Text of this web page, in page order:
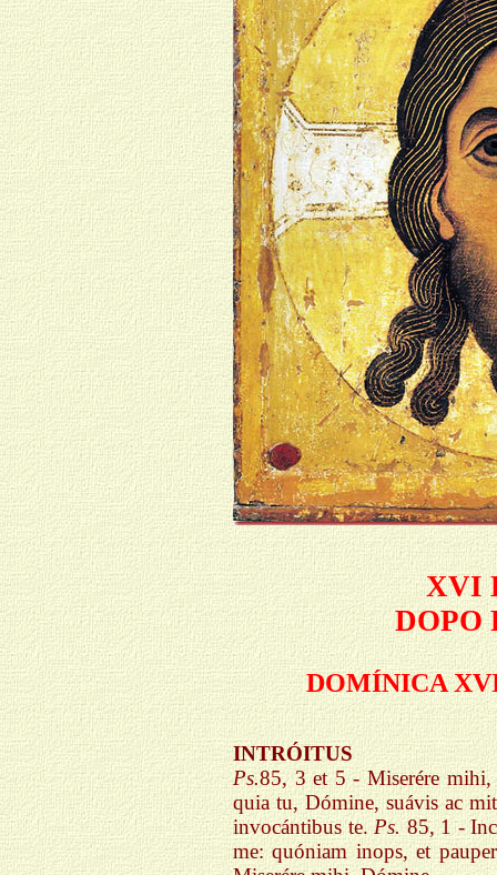
XVI
DOPO
DOMÍNICA
INTRÓITUS
Ps.85, 3 et 5 - Miserére
quia tu, Dómine, suávis ac
invocántibus te. Ps.85, 1 -
me: quóniam inops, et